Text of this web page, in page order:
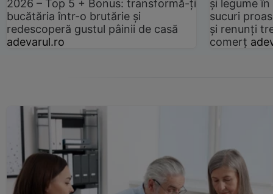
2026 – Top 5 + Bonus: transformă-ți
bucătăria într-o brutărie și
redescoperă gustul pâinii de casă
adevarul.ro
și legume
sucuri
și renunți
comerț